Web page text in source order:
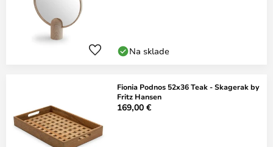
Na sklade
Fionia Podnos 52x36 Teak - Skagerak by
Fritz Hansen
169,00 €